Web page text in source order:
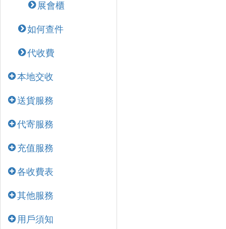
展會櫃
如何查件
代收費
本地交收
送貨服務
代寄服務
充值服務
各收費表
其他服務
用戶須知